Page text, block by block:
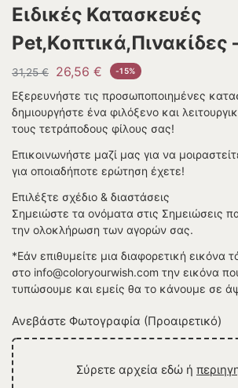
Ειδικές Κατασκευές
Pet,Κοπτικά,Πινακίδες
31,25€ 26,56 € -15%
Εξερευνήστε τις προσωποποιημένες
δημιουργήστε ένα φιλόξενο και
τους τετράποδους φίλους σας!
Επικοινωνήστε μαζί μας για να
για οποιαδήποτε ερώτηση έχετε!
Επιλέξτε σχέδιο & διαστάσεις
Σημειώστε τα ονόματα στις Σημειώσεις
την ολοκλήρωση των αγορών σας.
*Εάν επιθυμείτε μια διαφορετική εικόνα
στο info@coloryourwish.com την εικόνα
τυπώσουμε και εμείς θα το κάνουμε σε
Ανεβάστε Φωτογραφία (Προαιρετικό)
Σύρετε αρχεία εδώ ή